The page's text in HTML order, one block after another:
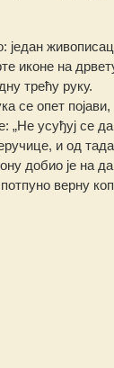
један
иконе на
трећу руку.
се опет појави,
„Не усуђуј се
и од
добио је на
верну